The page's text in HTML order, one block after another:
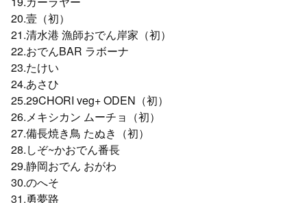
20.壹（初）
21.清水港 漁師おでん岸家（初）
22.おでんBAR ラボーナ
23.たけい
24.あさひ
25.29CHORI veg+ ODEN（初）
26.メキシカン ムーチョ（初）
27.備長焼き鳥 たぬき（初）
28.しぞ~かおでん番長
29.静岡おでん おがわ
30.のへそ
31.勇夢路